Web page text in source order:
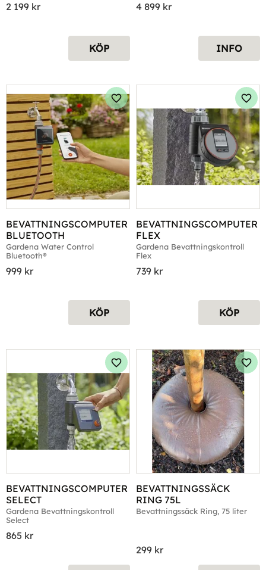
2 199 kr
KÖP
4 899 kr
INFO
BEVATTNINGSCOMPUTER
BLUETOOTH
Gardena Water Control
Bluetooth®
999 kr
Lägg till i favoriter
KÖP
BEVATTNINGSCOMPUTER
FLEX
Gardena Bevattningskontroll
Flex
739 kr
KÖP
BEVATTNINGSCOMPUTER
SELECT
Gardena Bevattningskontroll
Select
865 kr
Lägg till i favoriter
BEVATTNINGSSÄCK
RING 75L
Bevattningssäck Ring, 75 liter
299 kr